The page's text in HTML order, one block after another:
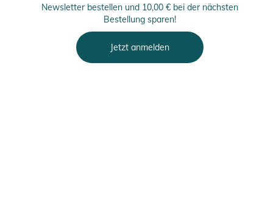
Newsletter bestellen und 10,00 € bei der nächsten
Bestellung sparen!
Jetzt anmelden